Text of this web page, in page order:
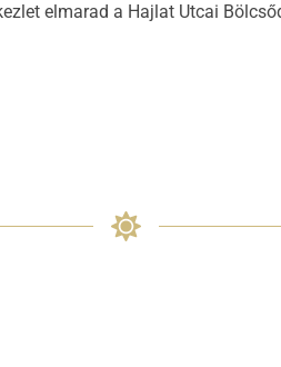
elmarad a Hajlat Utcai